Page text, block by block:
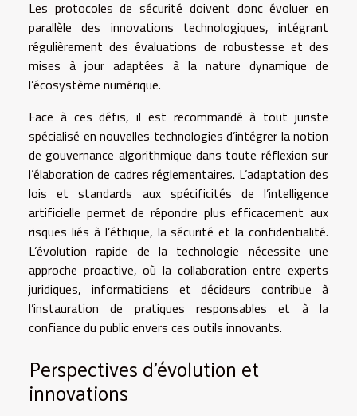
Les protocoles de sécurité doivent donc évoluer en
parallèle des innovations technologiques, intégrant
régulièrement des évaluations de robustesse et des
mises à jour adaptées à la nature dynamique de
l’écosystème numérique.
Face à ces défis, il est recommandé à tout juriste
spécialisé en nouvelles technologies d’intégrer la notion
de gouvernance algorithmique dans toute réflexion sur
l’élaboration de cadres réglementaires. L’adaptation des
lois et standards aux spécificités de l’intelligence
artificielle permet de répondre plus efficacement aux
risques liés à l’éthique, la sécurité et la confidentialité.
L’évolution rapide de la technologie nécessite une
approche proactive, où la collaboration entre experts
juridiques, informaticiens et décideurs contribue à
l’instauration de pratiques responsables et à la
confiance du public envers ces outils innovants.
Perspectives d’évolution et
innovations